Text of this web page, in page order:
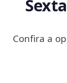
Confira a